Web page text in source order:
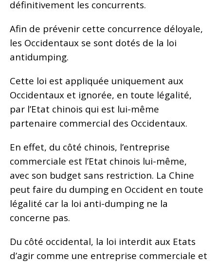
définitivement les concurrents.
Afin de prévenir cette concurrence déloyale,
les Occidentaux se sont dotés de la loi
antidumping.
Cette loi est appliquée uniquement aux
Occidentaux et ignorée, en toute légalité,
par l’Etat chinois qui est lui-même
partenaire commercial des Occidentaux.
En effet, du côté chinois, l’entreprise
commerciale est l’Etat chinois lui-même,
avec son budget sans restriction. La Chine
peut faire du dumping en Occident en toute
légalité car la loi anti-dumping ne la
concerne pas.
Du côté occidental, la loi interdit aux Etats
d’agir comme une entreprise commerciale et